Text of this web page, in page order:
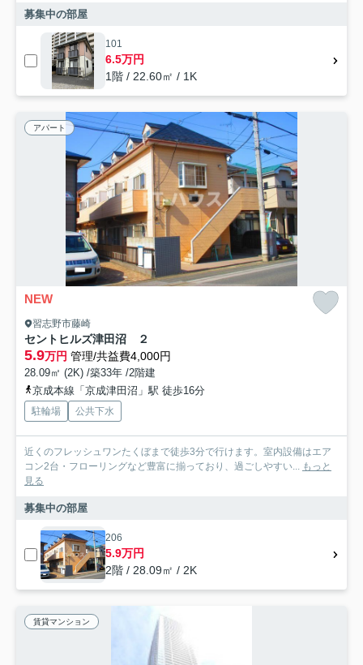
募集中の部屋
101
6.5万円
1階 / 22.60㎡ / 1K
アパート
NEW
習志野市藤崎
セントヒルズ津田沼 ２
5.9万円 管理/共益費4,000円
28.09㎡ (2K) /築33年 /2階建
京成本線「京成津田沼」駅 徒歩16分
駐輪場 公共下水
近くのフレッシュワンたくぼまで徒歩3分で行けます。室内設備はエア
コン2台・フローリングなど豊富に揃っており、過ごしやすい... もっと
見る
募集中の部屋
206
5.9万円
2階 / 28.09㎡ / 2K
賃貸マンション